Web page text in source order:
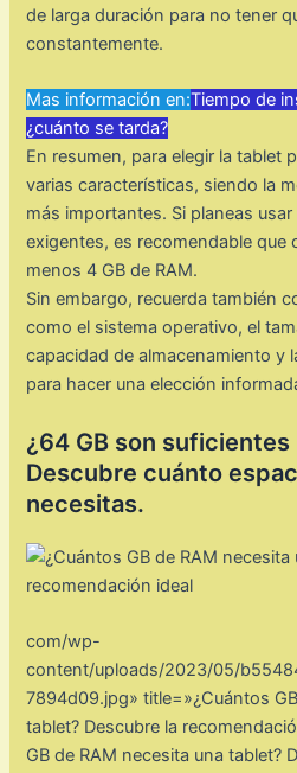
de larga duración para no tener
constantemente.
Mas información en:Tiempo de
¿cuánto se tarda?
En resumen, para elegir la tablet
varias características, siendo la
más importantes. Si planeas
exigentes, es recomendable que
menos 4 GB de RAM.
Sin embargo, recuerda también
como el sistema operativo, el
capacidad de almacenamiento y
para hacer una elección
¿64 GB son
Descubre cuánto
necesitas.
com/wp-
content/uploads/2023/05/
7894d09.jpg» title=»¿Cuántos
tablet? Descubre la
GB de RAM necesita una tablet?